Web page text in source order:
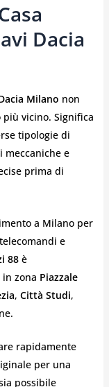
Dacia
Milano non
vicino. Significa
tipologie di
meccaniche e
prima di
a Milano per
e
88è
zona Piazzale
, Città Studi,
rapidamente
per una
possibile